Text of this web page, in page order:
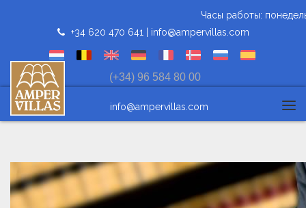
Часы работы:
+34 620 470 641 | info@ampervillas.com
(+34) 96 584 80 00
info@ampervillas.com